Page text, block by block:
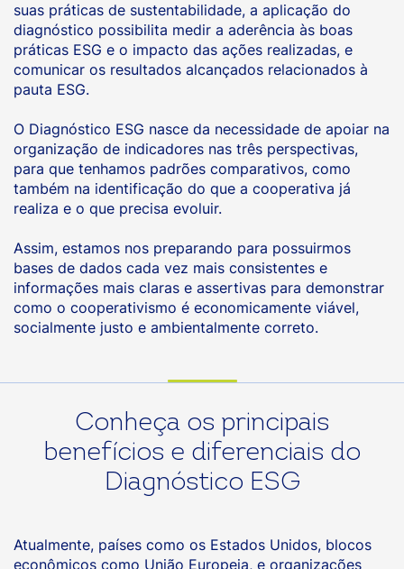
suas práticas de sustentabilidade, a aplicação do
diagnóstico possibilita medir a aderência às boas
práticas ESG e o impacto das ações realizadas, e
comunicar os resultados alcançados relacionados à
pauta ESG.
O Diagnóstico ESG nasce da necessidade de apoiar na
organização de indicadores nas três perspectivas,
para que tenhamos padrões comparativos, como
também na identificação do que a cooperativa já
realiza e o que precisa evoluir.
Assim, estamos nos preparando para possuirmos
bases de dados cada vez mais consistentes e
informações mais claras e assertivas para demonstrar
como o cooperativismo é economicamente viável,
socialmente justo e ambientalmente correto.
Conheça os principais
benefícios e diferenciais do
Diagnóstico ESG
Atualmente, países como os Estados Unidos, blocos
econômicos como União Europeia, e organizações